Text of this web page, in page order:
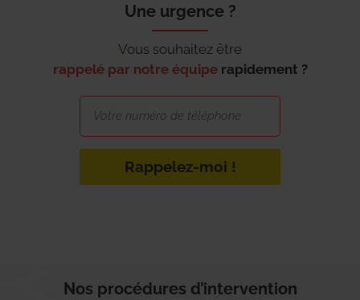
Une urgence ?
Vous souhaitez être
rappelé par notre équipe rapidement ?
Rappelez-moi !
Nos procédures d’intervention